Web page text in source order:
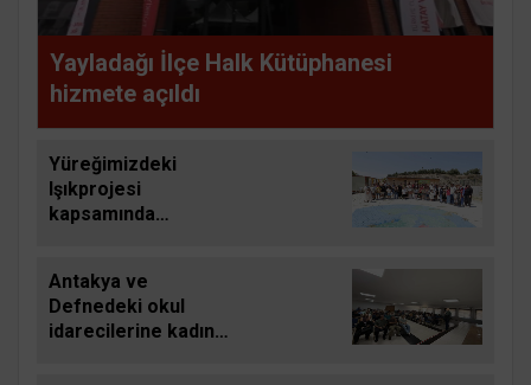
Yayladağı İlçe Halk Kütüphanesi
hizmete açıldı
Yüreğimizdeki
Işıkprojesi
kapsamında
Antakya ve
Defnedeki okul
idarecilerine kadına